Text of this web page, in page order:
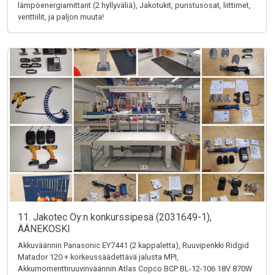
lämpöenergiamittarit (2 hyllyväliä), Jakotukit, puristusosat, liittimet,
venttiilit, ja paljon muuta!
11. Jakotec Oy:n konkurssipesä (2031649-1),
ÄÄNEKOSKI
Akkuväännin Panasonic EY7441 (2 kappaletta), Ruuvipenkki Ridgid
Matador 120 + korkeussäädettävä jalusta MPI,
Akkumomenttiruuvinväännin Atlas Copco BCP BL-12-106 18V 870W